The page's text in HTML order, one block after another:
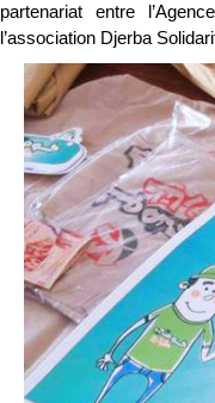
partenariat entre
l’association Djerba